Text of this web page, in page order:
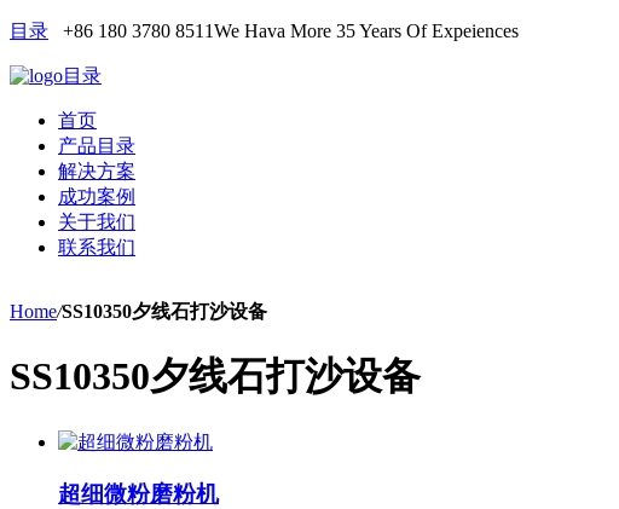
目录 +86 180 3780 8511We Hava More 35 Years Of Expeiences
目录
首页
产品目录
解决方案
成功案例
关于我们
联系我们
Home/SS10350夕线石打沙设备
SS10350夕线石打沙设备
超细微粉磨粉机